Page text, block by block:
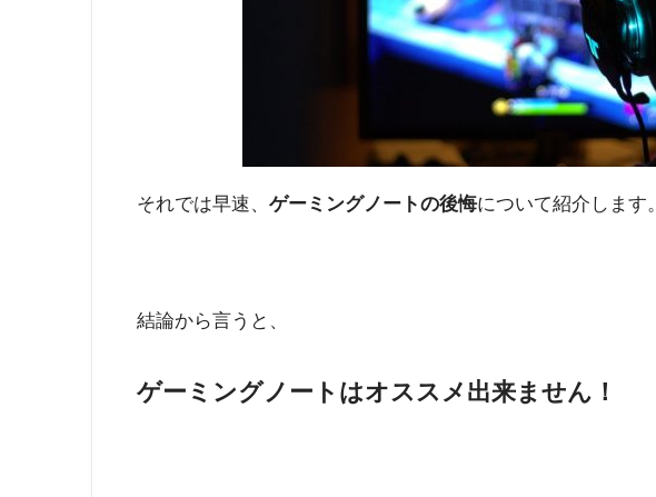
それでは早速、 ゲーミングノートの後悔について紹介します。
結論から言うと、
ゲーミングノートはオススメ出来ません！